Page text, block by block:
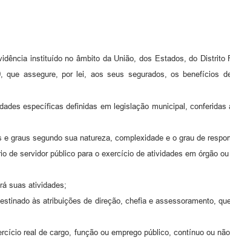
instituído no âmbito da União, dos Estados, do
que assegure, por lei, aos seus segurados, os benefícios
específicas definidas em legislação municipal,
graus segundo sua natureza, complexidade e o grau de
de servidor público para o exercício de atividades em órgão
suas atividades;
às atribuições de direção, chefia e assessoramento,
real de cargo, função ou emprego público, contínuo ou